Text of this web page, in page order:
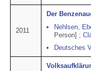
2011
Der
Nehlsen,
Person] ;
Deutsches